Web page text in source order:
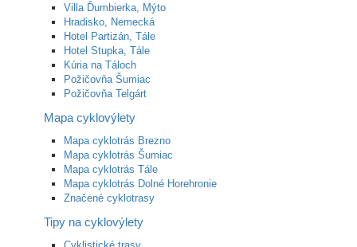
Villa Ďumbierka, Mýto
Hradisko, Nemecká
Hotel Partizán, Tále
Hotel Stupka, Tále
Kúria na Táloch
Požičovňa Šumiac
Požičovňa Telgárt
Mapa cyklovýlety
Mapa cyklotrás Brezno
Mapa cyklotrás Šumiac
Mapa cyklotrás Tále
Mapa cyklotrás Dolné Horehronie
Značené cyklotrasy
Tipy na cyklovýlety